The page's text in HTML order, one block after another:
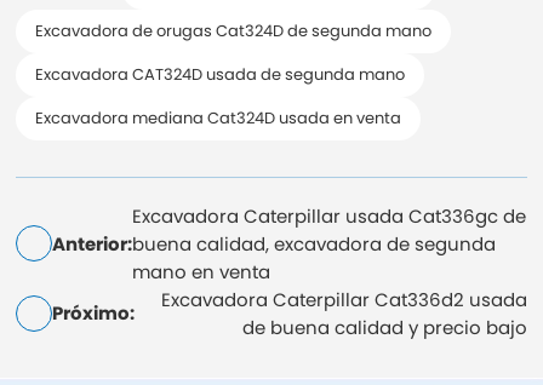
Excavadora de orugas Cat324D de segunda mano
Excavadora CAT324D usada de segunda mano
Excavadora mediana Cat324D usada en venta
Anterior:
Excavadora Caterpillar usada Cat336gc de
buena calidad, excavadora de segunda
mano en venta
Próximo:
Excavadora Caterpillar Cat336d2 usada
de buena calidad y precio bajo